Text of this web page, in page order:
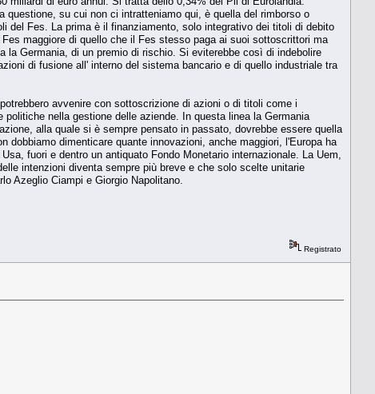
su cui non ci intratteniamo qui, è quella del rimborso o
del Fes. La prima è il finanziamento, solo integrativo dei titoli di debito
maggiore di quello che il Fes stesso paga ai suoi sottoscrittori ma
Germania, di un premio di rischio. Si eviterebbe così di indebolire
di fusione all' interno del sistema bancario e di quello industriale tra
avvenire con sottoscrizione di azioni o di titoli come i
nella gestione delle aziende. In questa linea la Germania
alla quale si è sempre pensato in passato, dovrebbe essere quella
dimenticare quante innovazioni, anche maggiori, l'Europa ha
fuori e dentro un antiquato Fondo Monetario internazionale. La Uem,
intenzioni diventa sempre più breve e che solo scelte unitarie
Azeglio Ciampi e Giorgio Napolitano.
Registrato